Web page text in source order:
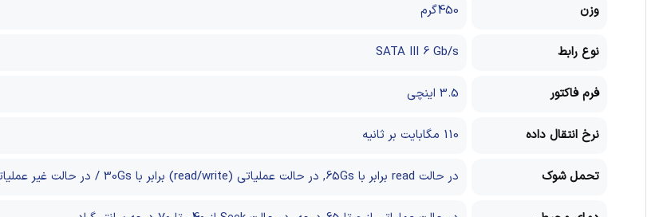
وزن 450گرم
نوع رابط SATA III 6 Gb/s
فرم فاکتور 3.5 اینچی
نرخ انتقال داده 110 مگابایت بر ثانیه
تحمل شوک در حالت read برابر با 65Gs, در حالت عملیاتی (read/write) برابر با 30Gs / در حالت غیر عملیاتی برابر با 250Gs